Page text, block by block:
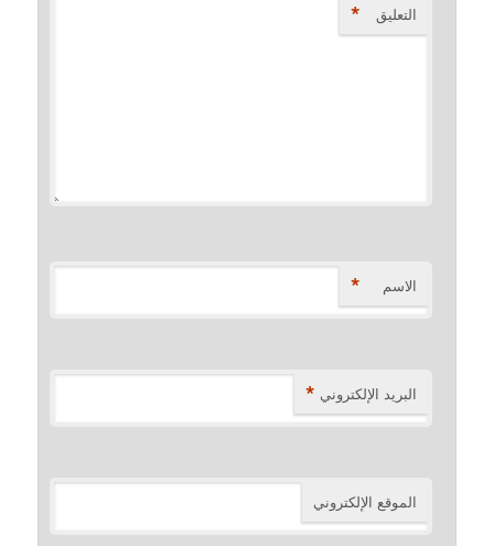
التعليق *
الاسم *
البريد الإلكتروني *
الموقع الإلكتروني